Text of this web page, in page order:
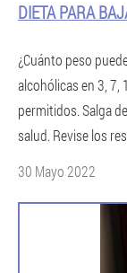
DIETA PARA
¿Cuánto peso
alcohólicas en 3, 7,
permitidos. Salga
salud. Revise los
30 Mayo 2022